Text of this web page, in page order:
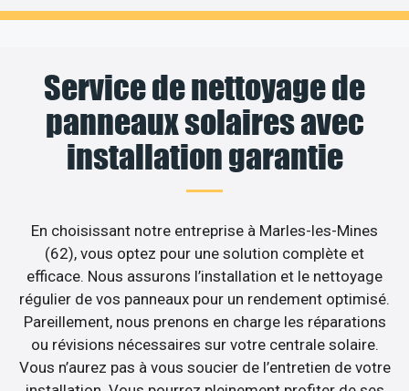
Service de nettoyage de
panneaux solaires avec
installation garantie
En choisissant notre entreprise à Marles-les-Mines
(62), vous optez pour une solution complète et
efficace. Nous assurons l’installation et le nettoyage
régulier de vos panneaux pour un rendement optimisé.
Pareillement, nous prenons en charge les réparations
ou révisions nécessaires sur votre centrale solaire.
Vous n’aurez pas à vous soucier de l’entretien de votre